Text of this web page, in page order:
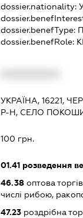
dossier.nationality:
dossier.benefType:
dossier.benefRole:
УКРАЇНА, 16221,
Р-Н, СЕЛО
100 грн.
01.41 розведення
46.38 оптова
числі рибою,
47.23 роздрібна